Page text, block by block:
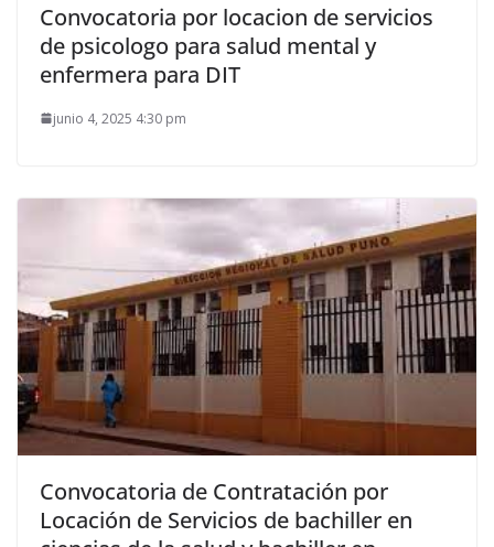
Convocatoria por locacion de servicios
de psicologo para salud mental y
enfermera para DIT
junio 4, 2025 4:30 pm
Convocatoria de Contratación por
Locación de Servicios de bachiller en